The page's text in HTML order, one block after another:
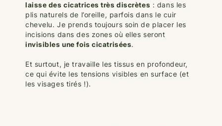
laisse des cicatrices très discrètes : dans les
plis naturels de l’oreille, parfois dans le cuir
chevelu. Je prends toujours soin de placer les
incisions dans des zones où elles seront
invisibles une fois cicatrisées.
Et surtout, je travaille les tissus en profondeur,
ce qui évite les tensions visibles en surface (et
les visages tirés !).